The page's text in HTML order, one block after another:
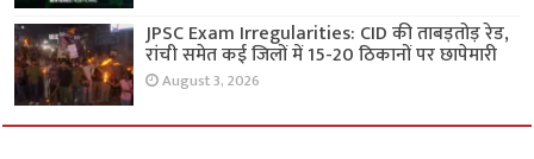
JPSC Exam Irregularities: CID की ताबड़तोड़ रेड,
रांची समेत कई जिलों में 15-20 ठिकानों पर छापेमारी
August 3, 2026